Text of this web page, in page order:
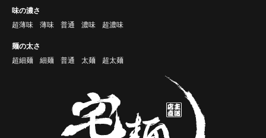
味の濃さ
超薄味
薄味 普通 濃味 超濃味
麺の太さ
超細麺
細麺 普通 太麺 超太麺